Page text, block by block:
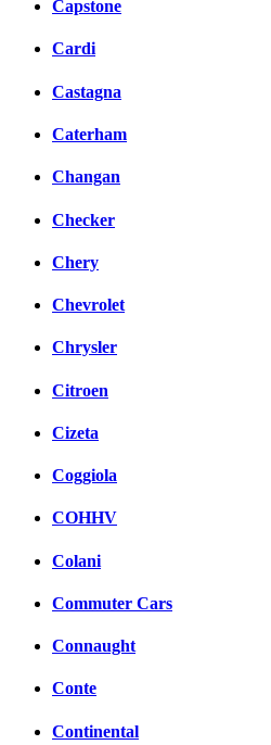
Capstone
Cardi
Castagna
Caterham
Changan
Checker
Chery
Chevrolet
Chrysler
Citroen
Cizeta
Coggiola
COHHV
Colani
Commuter Cars
Connaught
Conte
Continental